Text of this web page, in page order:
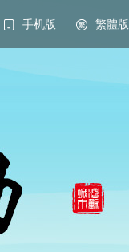
手机版 繁體版